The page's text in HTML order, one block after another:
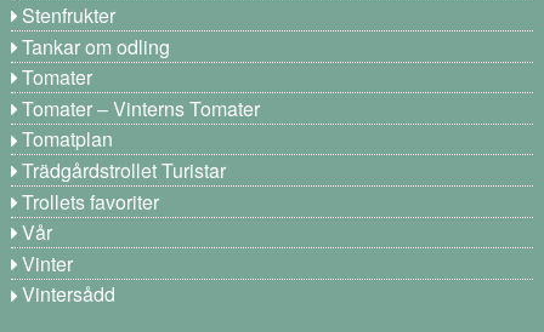
Stenfrukter
Tankar om odling
Tomater
Tomater – Vinterns Tomater
Tomatplan
Trädgårdstrollet Turistar
Trollets favoriter
Vår
Vinter
Vintersådd